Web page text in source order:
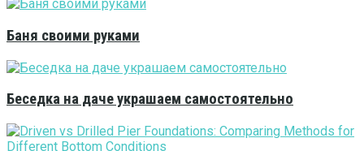
Баня своими руками
Беседка на даче украшаем самостоятельно